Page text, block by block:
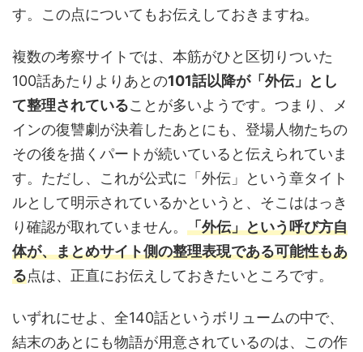
す。この点についてもお伝えしておきますね。
複数の考察サイトでは、本筋がひと区切りついた
100話あたりよりあとの101話以降が「外伝」とし
て整理されていることが多いようです。つまり、メ
インの復讐劇が決着したあとにも、登場人物たちの
その後を描くパートが続いていると伝えられていま
す。ただし、これが公式に「外伝」という章タイト
ルとして明示されているかというと、そこははっき
り確認が取れていません。 「外伝」という呼び方自
体が、まとめサイト側の整理表現である可能性もあ
る点は、正直にお伝えしておきたいところです。
いずれにせよ、全140話というボリュームの中で、
結末のあとにも物語が用意されているのは、この作